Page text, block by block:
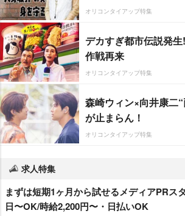
オリコンタイアップ特集
デカすぎ都市伝説発
作戦再来
オリコンタイアップ特集
森崎ウィン×向井康二
が止まらん！
オリコンタイアップ特集
求人特集
まずは短期1ヶ月から試せるメディアPRス
日〜OK/時給2,200円〜・日払いOK